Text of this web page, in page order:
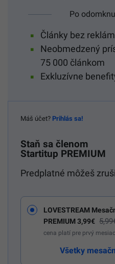
Po
Články bez reklám
Neobmedzený
75 000 článkom
Exkluzívne
Máš účet? Prihlás sa!
Staň sa členom
Startitup PREMIUM
Predplatné môžeš
LOVESTREAM
PREMIUM 3,99€
cena platí pre prvý
Všetky